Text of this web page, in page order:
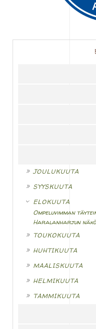
JOULUKUUTA
SYYSKUUTA
ELOKUUTA
Ompeluvimman
Haralanharjun
TOUKOKUUTA
HUHTIKUUTA
MAALISKUUTA
HELMIKUUTA
TAMMIKUUTA